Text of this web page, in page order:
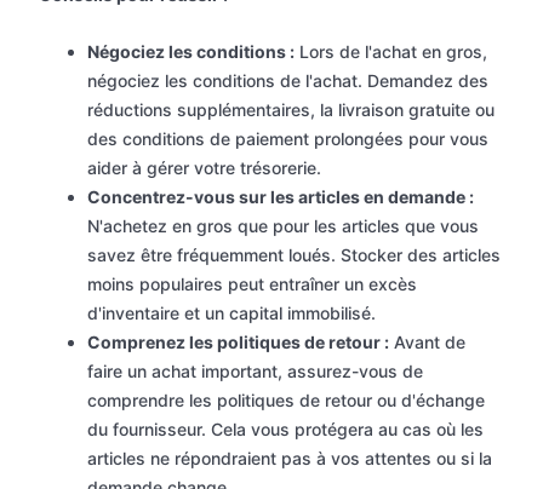
Négociez les conditions : Lors de l'achat en gros,
négociez les conditions de l'achat. Demandez des
réductions supplémentaires, la livraison gratuite ou
des conditions de paiement prolongées pour vous
aider à gérer votre trésorerie.
Concentrez-vous sur les articles en demande :
N'achetez en gros que pour les articles que vous
savez être fréquemment loués. Stocker des articles
moins populaires peut entraîner un excès
d'inventaire et un capital immobilisé.
Comprenez les politiques de retour : Avant de
faire un achat important, assurez-vous de
comprendre les politiques de retour ou d'échange
du fournisseur. Cela vous protégera au cas où les
articles ne répondraient pas à vos attentes ou si la